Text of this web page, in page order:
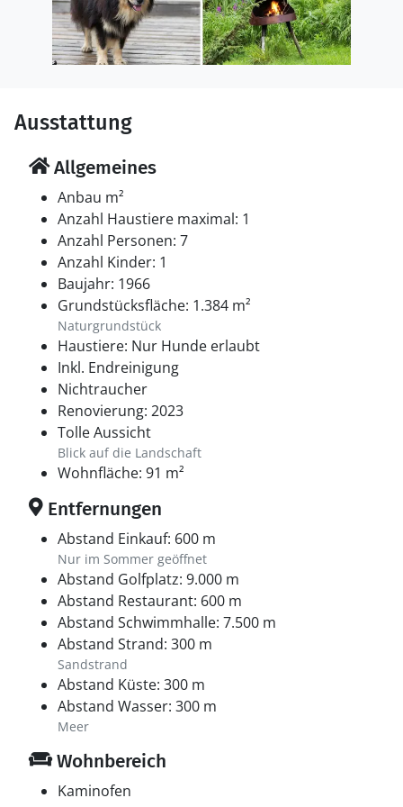
Ausstattung
Allgemeines
Anbau m²
Anzahl Haustiere maximal: 1
Anzahl Personen: 7
Anzahl Kinder: 1
Baujahr: 1966
Grundstücksfläche: 1.384 m²
Naturgrundstück
Haustiere: Nur Hunde erlaubt
Inkl. Endreinigung
Nichtraucher
Renovierung: 2023
Tolle Aussicht
Blick auf die Landschaft
Wohnfläche: 91 m²
Entfernungen
Abstand Einkauf: 600 m
Nur im Sommer geöffnet
Abstand Golfplatz: 9.000 m
Abstand Restaurant: 600 m
Abstand Schwimmhalle: 7.500 m
Abstand Strand: 300 m
Sandstrand
Abstand Küste: 300 m
Abstand Wasser: 300 m
Meer
Wohnbereich
Kaminofen